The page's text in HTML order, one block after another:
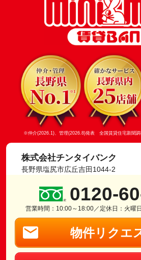
※仲介(2026.1)、管理(2026.8)発表 全国賃貸住宅新聞調
株式会社チンタイバンク
長野県塩尻市広丘吉田1044-2
0120-
営業時間：10:00～18:00／定休日：火曜
物件リクエ